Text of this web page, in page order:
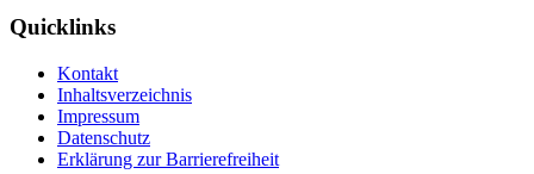
Quicklinks
Kontakt
Inhaltsverzeichnis
Impressum
Datenschutz
Erklärung zur Barrierefreiheit